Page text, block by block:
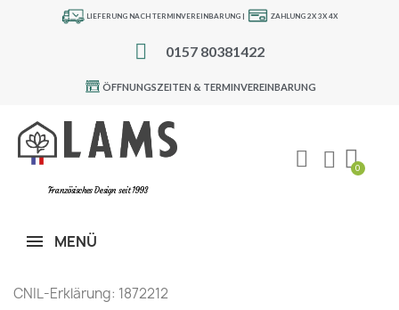
LIEFERUNG NACH TERMINVEREINBARUNG | ZAHLUNG 2X 3X 4X
0157 80381422
ÖFFNUNGSZEITEN & TERMINVEREINBARUNG
Französisches Design seit 1993
MENÜ
CNIL-Erklärung: 1872212